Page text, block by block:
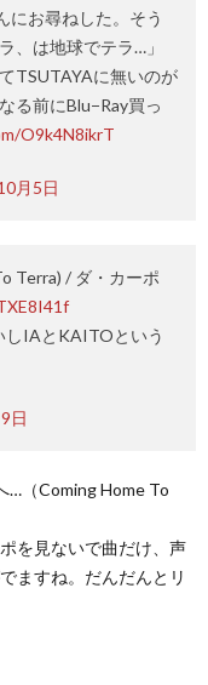
にお尋ねした。そう
、は地球でテラ…」
TSUTAYAに無いのが
る前にBlu−Ray買っ
O9k4N8ikrT
月5日
Terra) / ダ・カーポ
IAとKAITOという
日
…（Coming Home To
を見ないで曲だけ、声
ますね。だんだんとリ